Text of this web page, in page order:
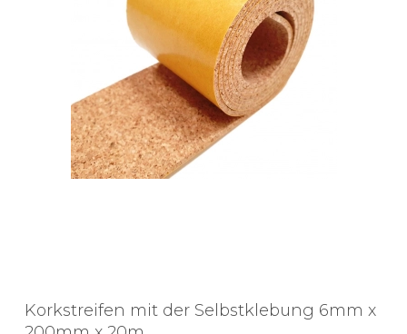
Korkstreifen mit der Selbstklebung 6mm x